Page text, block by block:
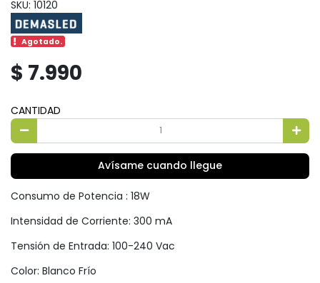
SKU: 10120
Agotado.
$ 7.990
CANTIDAD
Avísame cuando llegue
Consumo de Potencia : 18W
Intensidad de Corriente: 300 mA
Tensión de Entrada: 100-240 Vac
Color: Blanco Frío